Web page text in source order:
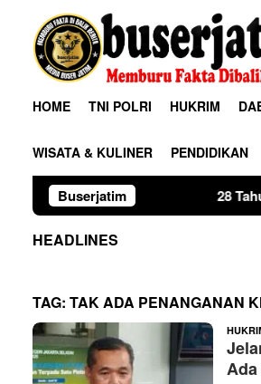
HOME TNI POLRI HUKRIM
WISATA & KULINER PENDIDIKAN
Buserjatim28 Tahun Membina
HEADLINES
TAG: TAK ADA PENANGANAN